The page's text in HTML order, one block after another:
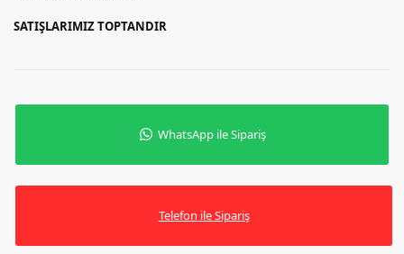
SATIŞLARIMIZ TOPTANDIR
WhatsApp ile Sipariş
Telefon ile Sipariş